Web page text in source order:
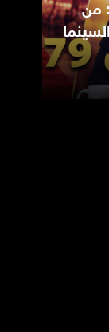
كان السينمائي 79: من